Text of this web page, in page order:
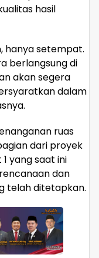
hasil
hanya setempat.
berlangsung di
akan segera
dalam
ruas
dari proyek
yang saat ini
dan
telah ditetapkan.